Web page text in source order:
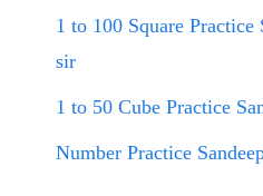
1 to 100 Square Practice
sir
1 to 50 Cube Practice
Number Practice